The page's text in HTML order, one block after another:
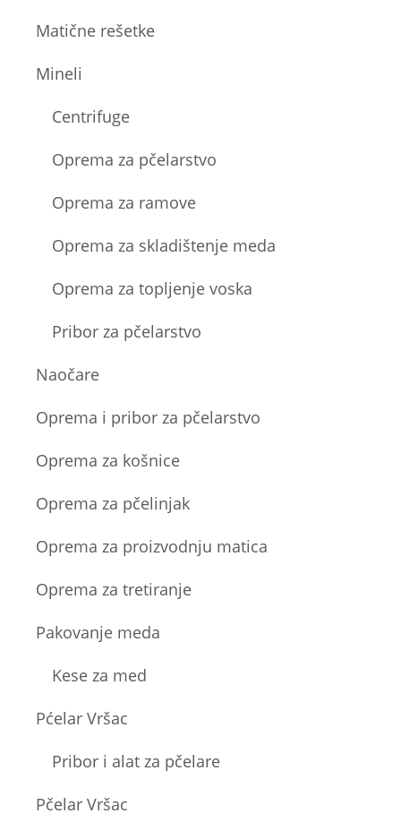
Matične rešetke
Mineli
Centrifuge
Oprema za pčelarstvo
Oprema za ramove
Oprema za skladištenje meda
Oprema za topljenje voska
Pribor za pčelarstvo
Naočare
Oprema i pribor za pčelarstvo
Oprema za košnice
Oprema za pčelinjak
Oprema za proizvodnju matica
Oprema za tretiranje
Pakovanje meda
Kese za med
Pćelar Vršac
Pribor i alat za pčelare
Pčelar Vršac